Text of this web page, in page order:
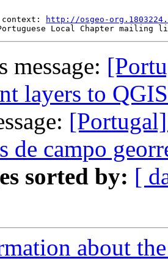
context:
http://osgeo-
message:
layers to
de campo
sorted by: [
about